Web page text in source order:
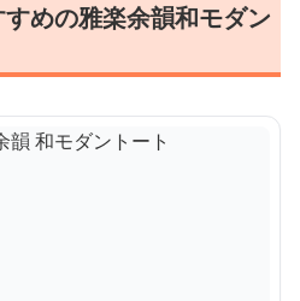
めの雅楽余韻和モダン